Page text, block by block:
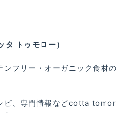
トゥモロー）
ンフリー・オーガニック食材の
ピ、専門情報などcotta tomor